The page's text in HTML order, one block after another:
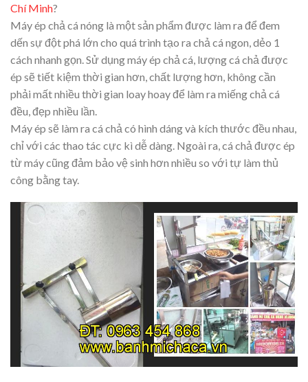
Chí Minh?
Máy ép chả cá nóng là một sản phẩm được làm ra để đem
dến sự đột phá lớn cho quá trình tạo ra chả cá ngon, dẻo 1
cách nhanh gọn. Sử dụng máy ép chả cá, lượng cá chả được
ép sẽ tiết kiệm thời gian hơn, chất lượng hơn, không cần
phải mất nhiều thời gian loay hoay để làm ra miếng chả cá
đều, đẹp nhiều lần.
Máy ép sẽ làm ra cá chả có hình dáng và kích thước đều nhau,
chỉ với các thao tác cực kì dễ dàng. Ngoài ra, cá chả được ép
từ máy cũng đảm bảo vệ sinh hơn nhiều so với tự làm thủ
công bằng tay.